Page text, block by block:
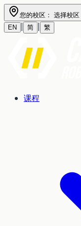
您的校区： 选择校区
EN
简 繁
课程